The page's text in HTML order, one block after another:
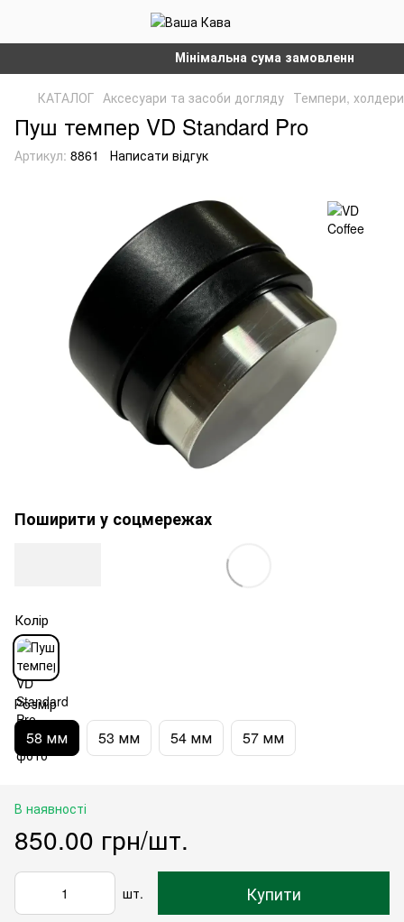
Мінімальна сума замовлення на
КАТАЛОГ Аксесуари та засоби догляду Темпери,
Пуш темпер VD Standard Pro
Артикул: 8861 Написати відгук
Поширити у соцмережах
Колір
Розмір
58 мм 53 мм 54 мм 57 мм
В наявності
850.00 грн/шт.
шт. Купити